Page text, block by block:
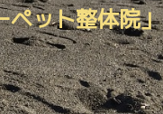
ペット整体院」